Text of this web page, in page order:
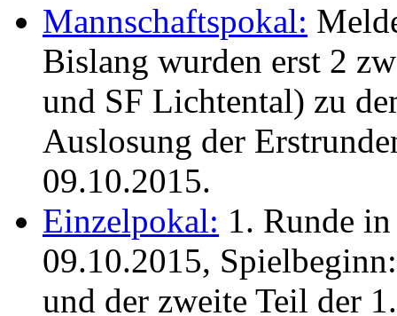
Mannschaftspokal:
Bislang wurden erst 2
und SF Lichtental) zu
Auslosung der
09.10.2015.
Einzelpokal: 1. Runde
09.10.2015,
und der zweite Teil der